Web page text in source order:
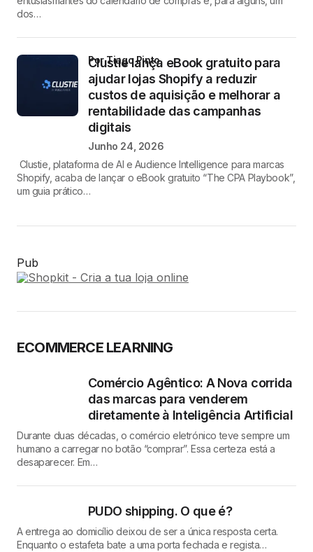
dos…
Clustie lança eBook gratuito para
ajudar lojas Shopify a reduzir
custos de aquisição e melhorar a
rentabilidade das campanhas
digitais
por Tiago Pinto
Junho 24, 2026
Clustie, plataforma de AI e Audience Intelligence para marcas
Shopify, acaba de lançar o eBook gratuito “The CPA Playbook”,
um guia prático…
Pub
ECOMMERCE LEARNING
Comércio Agêntico: A Nova corrida
das marcas para venderem
diretamente à Inteligência Artificial
Durante duas décadas, o comércio eletrónico teve sempre um
humano a carregar no botão “comprar”. Essa certeza está a
desaparecer. Em…
PUDO shipping. O que é?
A entrega ao domicílio deixou de ser a única resposta certa.
Enquanto o estafeta bate a uma porta fechada e regista…